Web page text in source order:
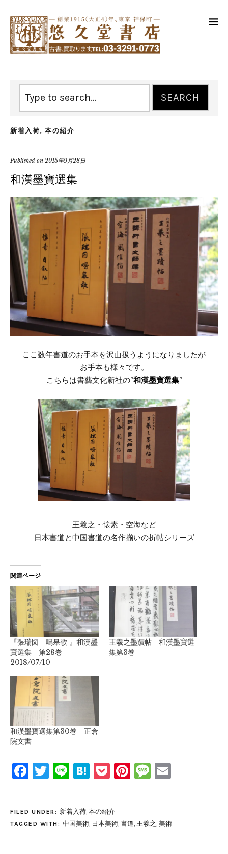
新着入荷, 本の紹介
Published on 2015年9月28日
和漢墨寶選集
ここ数年書道のお手本を沢山扱うようになりましたが
お手本も様々です。
こちらは書藝文化新社の”和漢墨寶選集”
王羲之・懐素・空海など
日本書道と中国書道の名作揃いの折帖シリーズ
関連ページ
『張瑞図 鳴皋歌 』和漢墨
寶選集 第28巻
2018/07/10
王羲之墨蹟帖 和漢墨寶選
集第3巻
和漢墨寶選集第30巻 正倉
院文書
Facebook
Twitter
LineHatena
Pocket
Pinterest
Message
FILED UNDER: 新着入荷, 本の紹介
TAGGED WITH: 中国美術, 日本美術, 書道, 王羲之 , 美術